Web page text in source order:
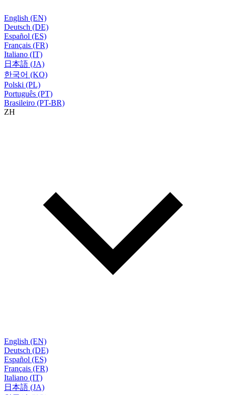
English (EN)
Deutsch (DE)
Español (ES)
Français (FR)
Italiano (IT)
日本語 (JA)
한국어 (KO)
Polski (PL)
Português (PT)
Brasileiro (PT-BR)
ZH
English (EN)
Deutsch (DE)
Español (ES)
Français (FR)
Italiano (IT)
日本語 (JA)